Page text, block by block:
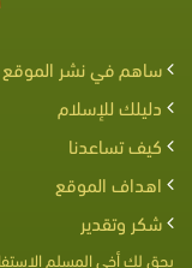
ساهم في نشر الموقع
دليلك للإسلام
كيف تساعدنا
اهداف الموقع
شكر وتقدير
يحق لك أخى المسلم